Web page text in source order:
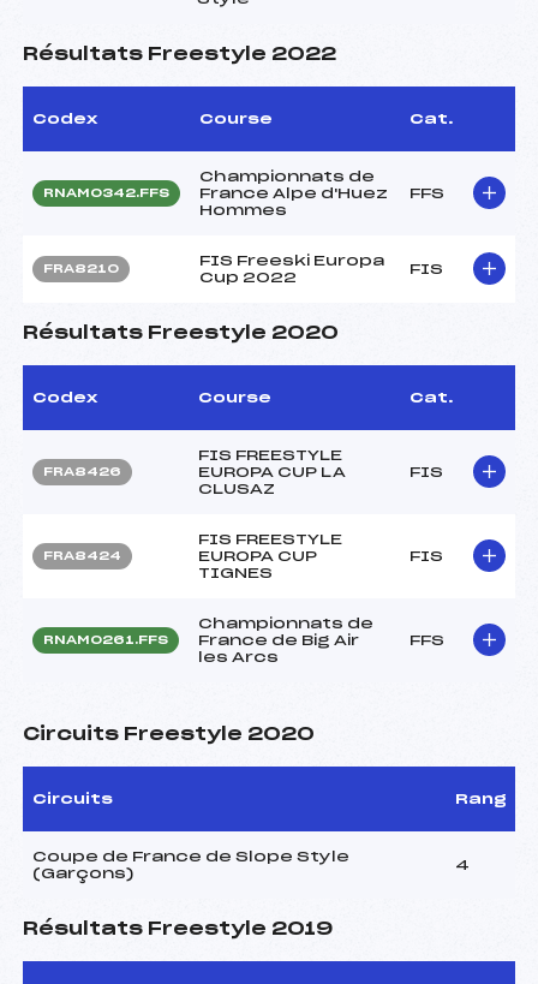
Résultats Freestyle 2022
Codex Course Cat.
RNAM0342.FFS
Championnats de
France Alpe d'Huez
Hommes
FFS
FRA8210
FIS Freeski Europa
Cup 2022
FIS
Résultats Freestyle 2020
Codex Course Cat.
FRA8426
FIS FREESTYLE
EUROPA CUP LA
CLUSAZ
FIS
FRA8424
FIS FREESTYLE
EUROPA CUP
TIGNES
FIS
RNAM0261.FFS
Championnats de
France de Big Air
les Arcs
FFS
Circuits Freestyle 2020
Circuits Rang
Coupe de France de Slope Style
(Garçons)
4
Résultats Freestyle 2019